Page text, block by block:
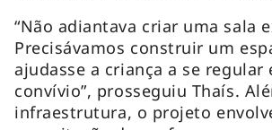
“Não adiantava criar uma sala
Precisávamos construir um
ajudasse a criança a se regular
convívio”, prosseguiu Thaís.
infraestrutura, o projeto